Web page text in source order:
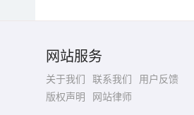
网站服务
关于我们 联系我们
用户反馈
版权声明
网站律师